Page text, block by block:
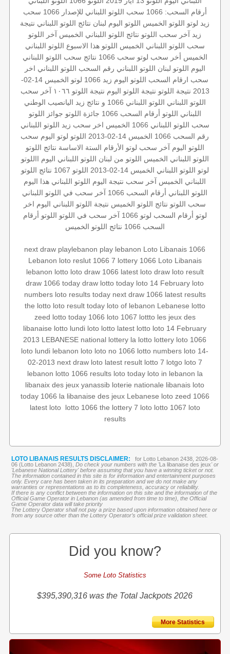
أرقام السحب: 1066
سحب اللوتو اللبناني للإصدار 1066
سحب
زيد لوتو اللوتو الخميس اللوتو اليوم لبنان نتائج اللوتو اللبناني نتيجة
زيد آخر سحب اللوتو نتائج اللوتو اللبناني الخميس آخر اللوتو
سحب اللوتو اللبناني الخميس اللوتو هذا الاسبوع اللوتو اللبناني
الخميس أخر سحب لوتو سحب 1066
نتائج سحب اللوتو اللبناني
اليوم اللوتو لبنان اللوتو اللبناني رقم السحب اللوتو اللبناني اخر
سحب ارقام السحب اللوتو اليوم زيد 1066
لوتو الخميس 14-02-
2013 نتيجة اللوتو نتيجة اللوتو اليوم نتيجة اللوتو ١٠٦٦
آخر سحب
اللوتو اللبناني اللوتو اللبناني 1066 و نتائج زيد
اليانصيب الوطني
اللبناني اللوتو أرقام السحب 1066 جائزة اللوتو جوائز اللوتو
سحب اللوتو اللبناني 1066 الخميس اخر سحب زيد اللوتو اللبناني
رقم السحب 1066
الخميس 14-02-2013 اللوتو لوتو اليوم سحب
اللوتو اليوم آخر سحب لوتو الأرقام الستة الاساسة نتائج اللوتو
اللوتو اللبناني الخميس اللوتو من لبنان اللوتو اللبناني اليوم االلوتو
لوتو اللوتو اللبناني الخميس 14-02-2013 اللوتو 1067
نتائج اللوتو
اللبناني الخميس آخر سحب نتيجة اليوم اللوتو اللبناني هذا اليوم
اللوتو اللبناني أرقام السحب 1066
آخر سحب في اللوتو اللبناني
سحب اللوتو نتائج اللوتو الخميس نتيجة اللوتو اللبناني اليوم اخر
لوتو أرقام السحب لوتو 1066 آخر سحب في اللوتو اللوتو أرقام
السحب 1066
نتائج اللوتو الخميس
next draw playlebanon play lebanon Loto Libanais 1066
Lebanon loto reslut 1066 7 lottery 1066 Loto Libanais
lebanon lotto loto draw 1066 latest loto draw loto result
draw 1066 today draw lotto today loto 14 February loto
numbers loto results today next draw 1066 latest results
the lotto loto result today loto of lebanon Lebanese lotto
zeed lotto today 1066 loto 1067 lottto les jeux des
libanaise lotto lundi loto lotto latest lotto loto 14 February
2013 LEBANESE national lottery la lotto lottery loto 1066
loto lundi lebanon loto loto no 1066 lotto numbers loto 14-
02-2013 next draw loto latest result lotto 7 lotgo loto 7
lebanon lotto 1066 results loto today loto in lebanon la
libanaix des jeux yanassib loterie nationale libanais loto
today 1066 la libanaise des jeux Lebanese loto zeed 1066
latest loto lotto 1066 the lottery 7 loto lotto 1067 loto
results
LOTO LIBANAIS RESULTS DISCLAIMER:
for Lotto Lebanon 2438, 2026-08-
06 (Lotto Lebanon 2438), Do check your numbers with the 'La libanaise des jeux' or
'Lebanese National Lottery' before assuming that you have a winning ticket or not.
The information contained in this site is for information and entertainment purposes
only. Every care has been taken in its preparation and we do not make any
warranties or representations as to its completeness, accuracy or reliability.
If there is any conflict between the information on this site and the information of the
Official Game Operator in Lebanon (as amended from time to time), the Official
Game Operator data will take priority
The Lottery Operator shall not pay a prize based upon information obtained here or
from any source other than the Lottery Operator’s official prize validation sheet.
Did you know?
Some Loto Statistics
$395,390,316 was the Total Jackpots 2026
More Statistics